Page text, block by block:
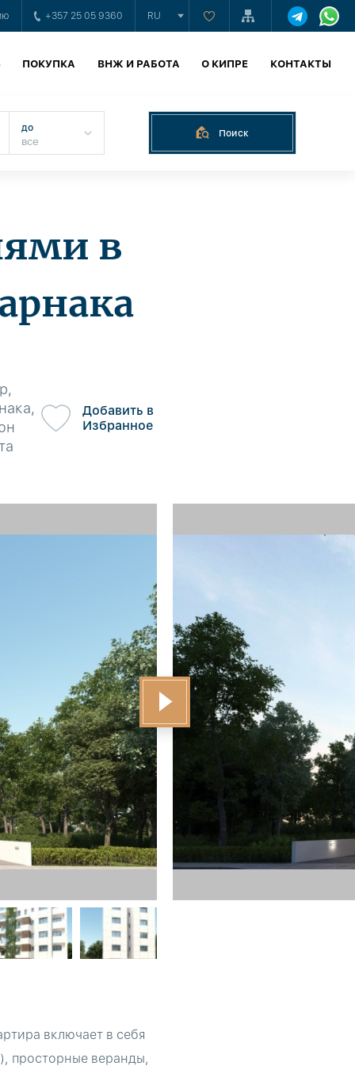
+357 25 05 9360 RU
ПОКУПКА ВНЖ И РАБОТА О КИПРЕ КОНТАКТЫ
до Поиск
в
Добавить в
Избранное
включает в себя
просторные веранды,